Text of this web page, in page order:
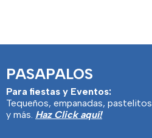
PASAPALOS
Para fiestas y Eventos:
Tequeños, empanadas, pastelitos
y más. Haz Click aquí!